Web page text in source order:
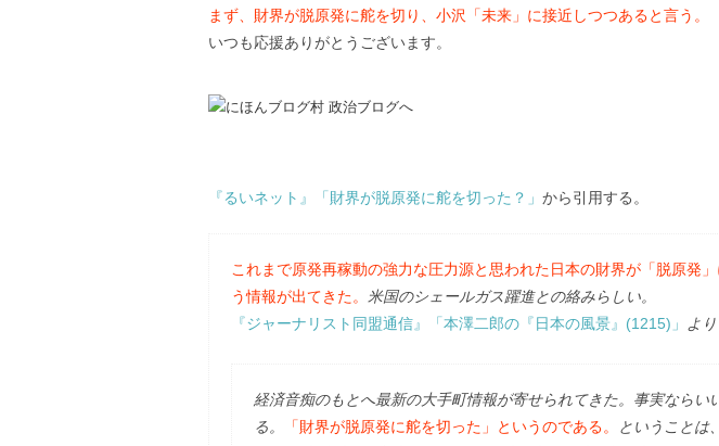
まず、財界が脱原発に舵を切り、小沢「未来」に接近しつつあると言う。
いつも応援ありがとうございます。
『るいネット』「財界が脱原発に舵を切った？」 から引用する。
これまで原発再稼動の強力な圧力源と思われた日本の財界が「脱原発
う情報が出てきた。
米国のシェールガス躍進との絡みらしい。
『ジャーナリスト同盟通信』「本澤二郎の『日本の風景』(1215)」
より
経済音痴のもとへ最新の大手町情報が寄せられてきた。事実ならい
る。
「財界が脱原発に舵を切った」というのである。
ということは